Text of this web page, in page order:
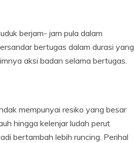
berjam- jam pula dalam
bertugas dalam durasi yang
aksi badan selama bertugas.
mempunyai resiko yang besar
hingga kelenjar ludah perut
bertambah lebih runcing. Perihal